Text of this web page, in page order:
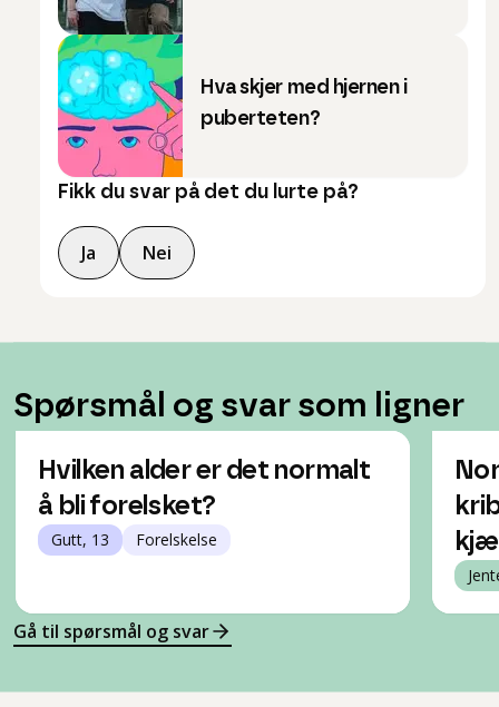
Hva skjer med hjernen i
puberteten?
Fikk du svar på det du lurte på?
Ja Nei
Spørsmål og svar som ligner
Hvilken alder er det normalt
å bli forelsket?
Gutt, 13 Forelskelse
Gå til spørsmål og svar